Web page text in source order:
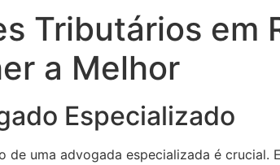
Tributários em
a Melhor
Especializado
uma advogada especializada é crucial.